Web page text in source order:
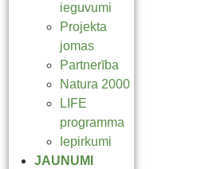
ieguvumi
Projekta
jomas
Partnerība
Natura 2000
LIFE
programma
Iepirkumi
JAUNUMI